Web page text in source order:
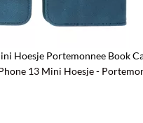
Hoesje Portemonnee Book
13 Mini Hoesje -